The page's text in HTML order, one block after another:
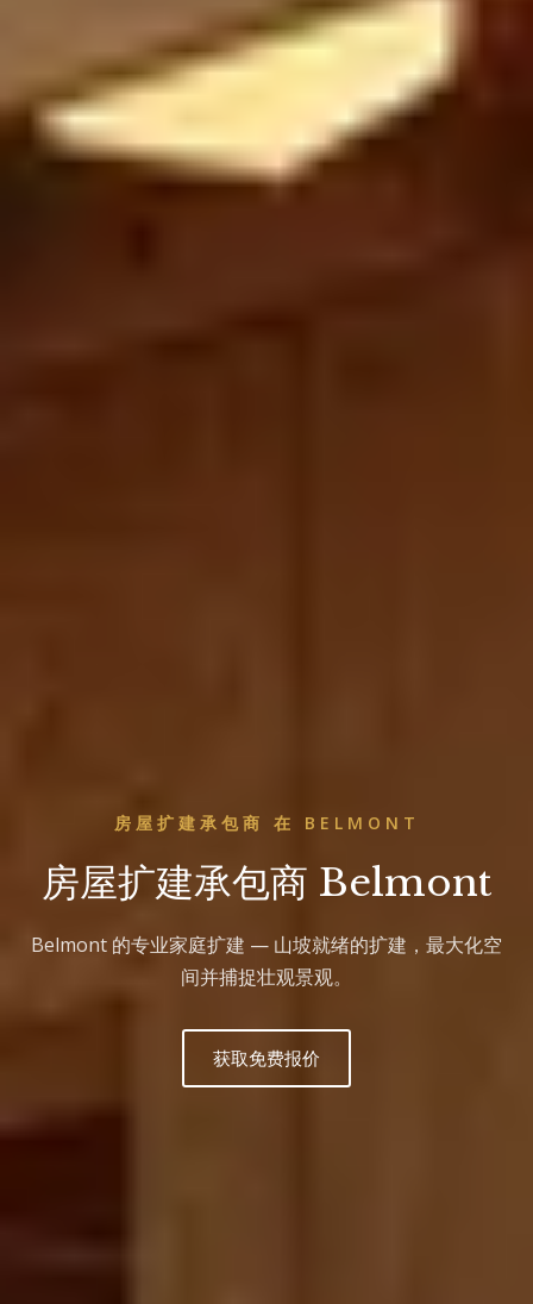
房屋扩建承包商 在 BELMONT
房屋扩建承包商 Belmont
Belmont 的专业家庭扩建 — 山坡就绪的扩建，最大化空
间并捕捉壮观景观。
获取免费报价